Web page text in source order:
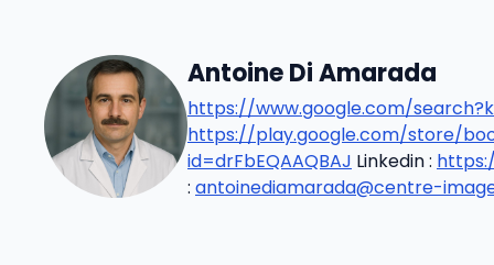
Antoine Di Amarada
https://www.google.com/
https://play.google.com/store/
id=drFbEQAAQBAJ Linkedin :
: antoinediamarada@centre-